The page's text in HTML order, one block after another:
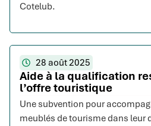
Cotelub.
28 août 2025
Aide à la qualification
l’offre touristique
Une subvention pour
meublés de tourisme dans leur